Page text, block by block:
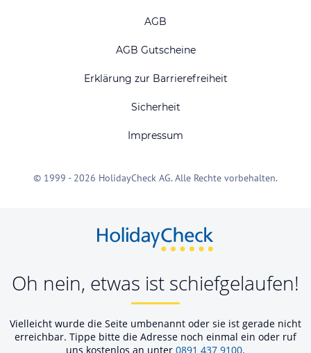
AGB
AGB Gutscheine
Erklärung zur Barrierefreiheit
Sicherheit
Impressum
© 1999 - 2026 HolidayCheck AG. Alle Rechte vorbehalten.
Oh nein, etwas ist schiefgelaufen!
Vielleicht wurde die Seite umbenannt oder sie ist gerade nicht
erreichbar. Tippe bitte die Adresse noch einmal ein oder ruf
uns kostenlos an unter 0891 437 9100.